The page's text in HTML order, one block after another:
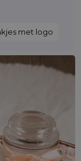
met logo